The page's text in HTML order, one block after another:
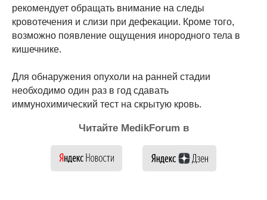
рекомендует обращать внимание на следы
кровотечения и слизи при дефекации. Кроме того,
возможно появление ощущения инородного тела в
кишечнике.
Для обнаружения опухоли на ранней стадии
необходимо один раз в год сдавать
иммунохимический тест на скрытую кровь.
Читайте MedikForum в